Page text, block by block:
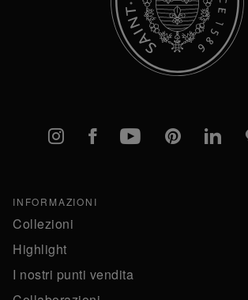
Instagram
FacebookYouTubePinterest
INFORMAZIONI
Collezioni
Highlight
I nostri punti vendita